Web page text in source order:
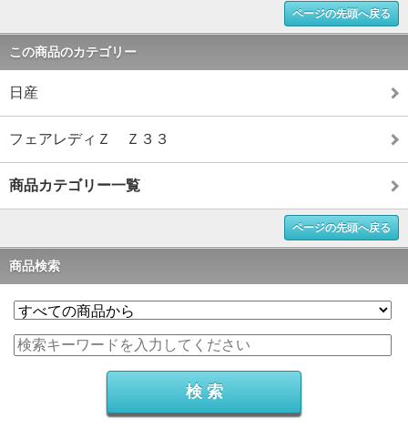
ページの先頭へ戻る
この商品のカテゴリー
日産
フェアレディＺ Ｚ３３
商品カテゴリー一覧
ページの先頭へ戻る
商品検索